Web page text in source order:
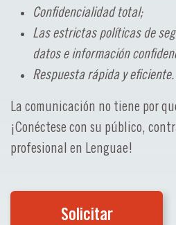
Confidencialidad total;
Las estrictas políticas de
datos e información
Respuesta rápida y eficiente.
La comunicación no tiene por
¡Conéctese con su público,
profesional en Lenguae!
Solicitar